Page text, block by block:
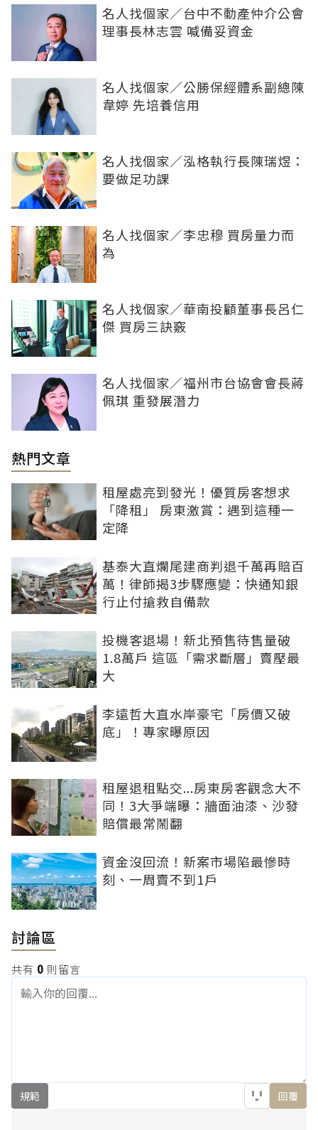
名人找個家／台中不動產仲介公會
理事長林志雲 喊備妥資金
名人找個家／公勝保經體系副總陳
韋婷 先培養信用
名人找個家／泓格執行長陳瑞煜：
要做足功課
名人找個家／李忠穆 買房量力而
為
名人找個家／華南投顧董事長呂仁
傑 買房三訣竅
名人找個家／福州市台協會會長蔣
佩琪 重發展潛力
熱門文章
租屋處亮到發光！優質房客想求
「降租」 房東激賞：遇到這種一
定降
基泰大直爛尾建商判退千萬再賠百
萬！律師揭3步驟應變：快通知銀
行止付搶救自備款
投機客退場！新北預售待售量破
1.8萬戶 這區「需求斷層」賣壓最
大
李遠哲大直水岸豪宅「房價又破
底」！專家曝原因
租屋退租點交...房東房客觀念大不
同！3大爭端曝：牆面油漆、沙發
賠償最常鬧翻
資金沒回流！新案市場陷最慘時
刻、一周賣不到1戶
討論區
共有 0 則留言
規範 回覆